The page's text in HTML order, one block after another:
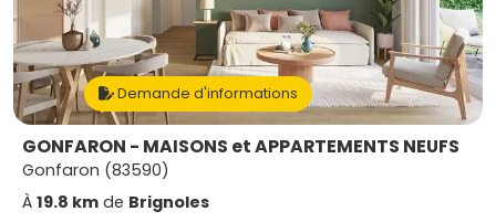
Demande d'informations
GONFARON - MAISONS et APPARTEMENTS NEUFS
Gonfaron (83590)
À 19.8 km de Brignoles